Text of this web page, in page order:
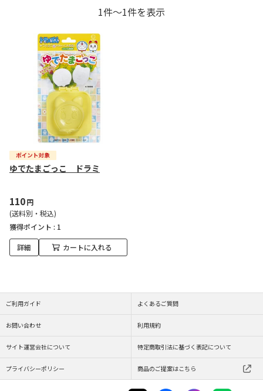
1件～1件を表示
ゆでたまごっこ ドラミ
110円
(送料別・税込)
獲得ポイント : 1
詳細 カートに入れる
ご利用ガイド よくあるご質問
お問い合わせ 利用規約
サイト運営会社について 特定商取引法に基づく表記について
プライバシーポリシー 商品のご提案はこちら